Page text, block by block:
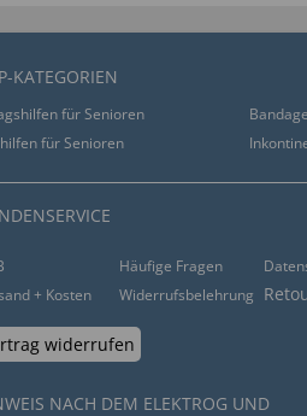
KATEGORIEN
für Senioren
für Senioren
Häufige Fragen
+ Kosten
Widerrufsbelehrung
widerrufen
NACH DEM ELEKTROG UND